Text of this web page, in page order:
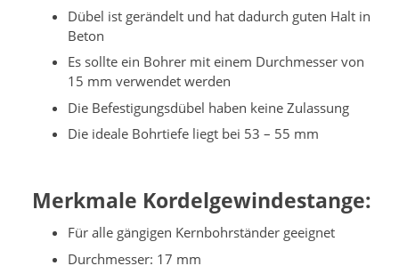
Dübel ist gerändelt und hat dadurch guten Halt in
Beton
Es sollte ein Bohrer mit einem Durchmesser von
15 mm verwendet werden
Die Befestigungsdübel haben keine Zulassung
Die ideale Bohrtiefe liegt bei 53 – 55 mm
Merkmale Kordelgewindestange:
Für alle gängigen Kernbohrständer geeignet
Durchmesser: 17 mm